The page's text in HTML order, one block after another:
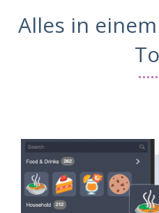
Alles in